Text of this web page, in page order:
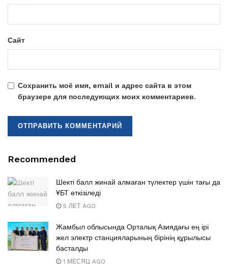
Сайт
Сохранить моё имя, email и адрес сайта в этом
браузере для последующих моих комментариев.
Recommended
Шекті балл жинай алмаған түлектер үшін тағы да
ҰБТ өткізіледі
5 ЛЕТ AGO
Жамбыл облысында Орталық Азиядағы ең ірі
жел электр станцияларының бірінің құрылысы
басталды
1 МЕСЯЦ AGO